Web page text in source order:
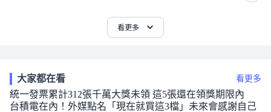
看更多
大家都在看 看更多
統一發票累計312張千萬大獎未領 這5張還在領獎期限內
台積電在內！外媒點名「現在就買這3檔」未來會感謝自己